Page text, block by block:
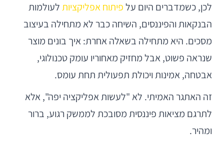
לכן, כשמדברים היום עלפיתוח אפליקציותלעולמות
הבנקאות והפיננסים, השיחה כבר לא מתחילה בעיצוב
מסכים. היא מתחילה בשאלה אחרת: איך בונים מוצר
שנראה פשוט, אבל מחזיק מאחוריו עומק טכנולוגי,
אבטחה, אמינות ויכולת תפעולית תחת עומס.
זה האתגר האמיתי. לא "לעשות אפליקציה יפה", אלא
לתרגם מציאות פיננסית מסובכת לממשק רגוע, ברור
ומהיר.